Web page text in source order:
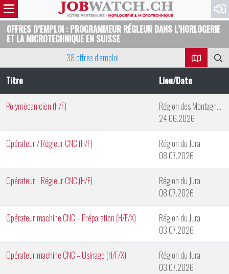
OFFRES D’EMPLOI : PROGRAMMEUR RÉGLEUR DANS L’HORLOGERIE
ET LA MICROTECHNIQUE EN SUISSE
38 offres d’emploi
Titre
Lieu/Date
Polymécanicien (H/F)
Région des Montagnes neuchâteloises
24.06.2026
Opérateur / Régleur CNC (H/F)
Région du Jura
08.07.2026
Opérateur - Régleur CNC (H/F)
Région du Jura
08.07.2026
Opérateur machine CNC – Préparation (H/F/X)
Région du Jura
03.07.2026
Opérateur machine CNC – Usinage (H/F/X)
Région du Jura
03.07.2026